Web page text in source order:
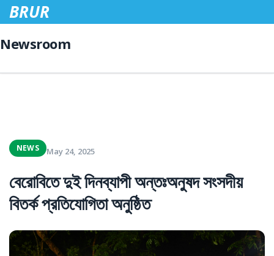
BRUR
Newsroom
NEWS May 24, 2025
বেরোবিতে দুই দিনব্যাপী অন্তঃঅনুষদ সংসদীয়
বিতর্ক প্রতিযোগিতা অনুষ্ঠিত